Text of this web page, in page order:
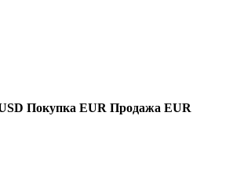
Покупка EUR Продажа EUR